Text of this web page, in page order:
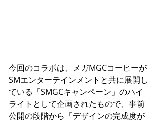
今回のコラボは、メガMGCコーヒーが
SMエンターテインメントと共に展開し
ている「SMGCキャンペーン」のハイ
ライトとして企画されたもので、事前
公開の段階から「デザインの完成度が